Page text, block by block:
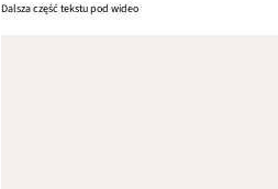
Dalsza część tekstu pod wideo